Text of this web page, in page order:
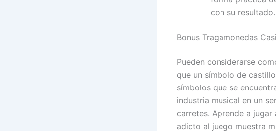
con su resultado.
Bonus Tragamonedas
Pueden considerarse
que un símbolo de
símbolos que se
industria musical en un
carretes. Aprende a jugar
adicto al juego muestra